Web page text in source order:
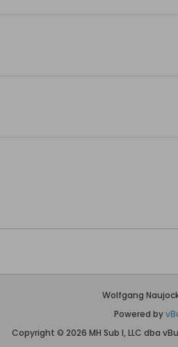
Wolfgang
Powered by
Copyright © 2026 MH Sub I, LLC dba